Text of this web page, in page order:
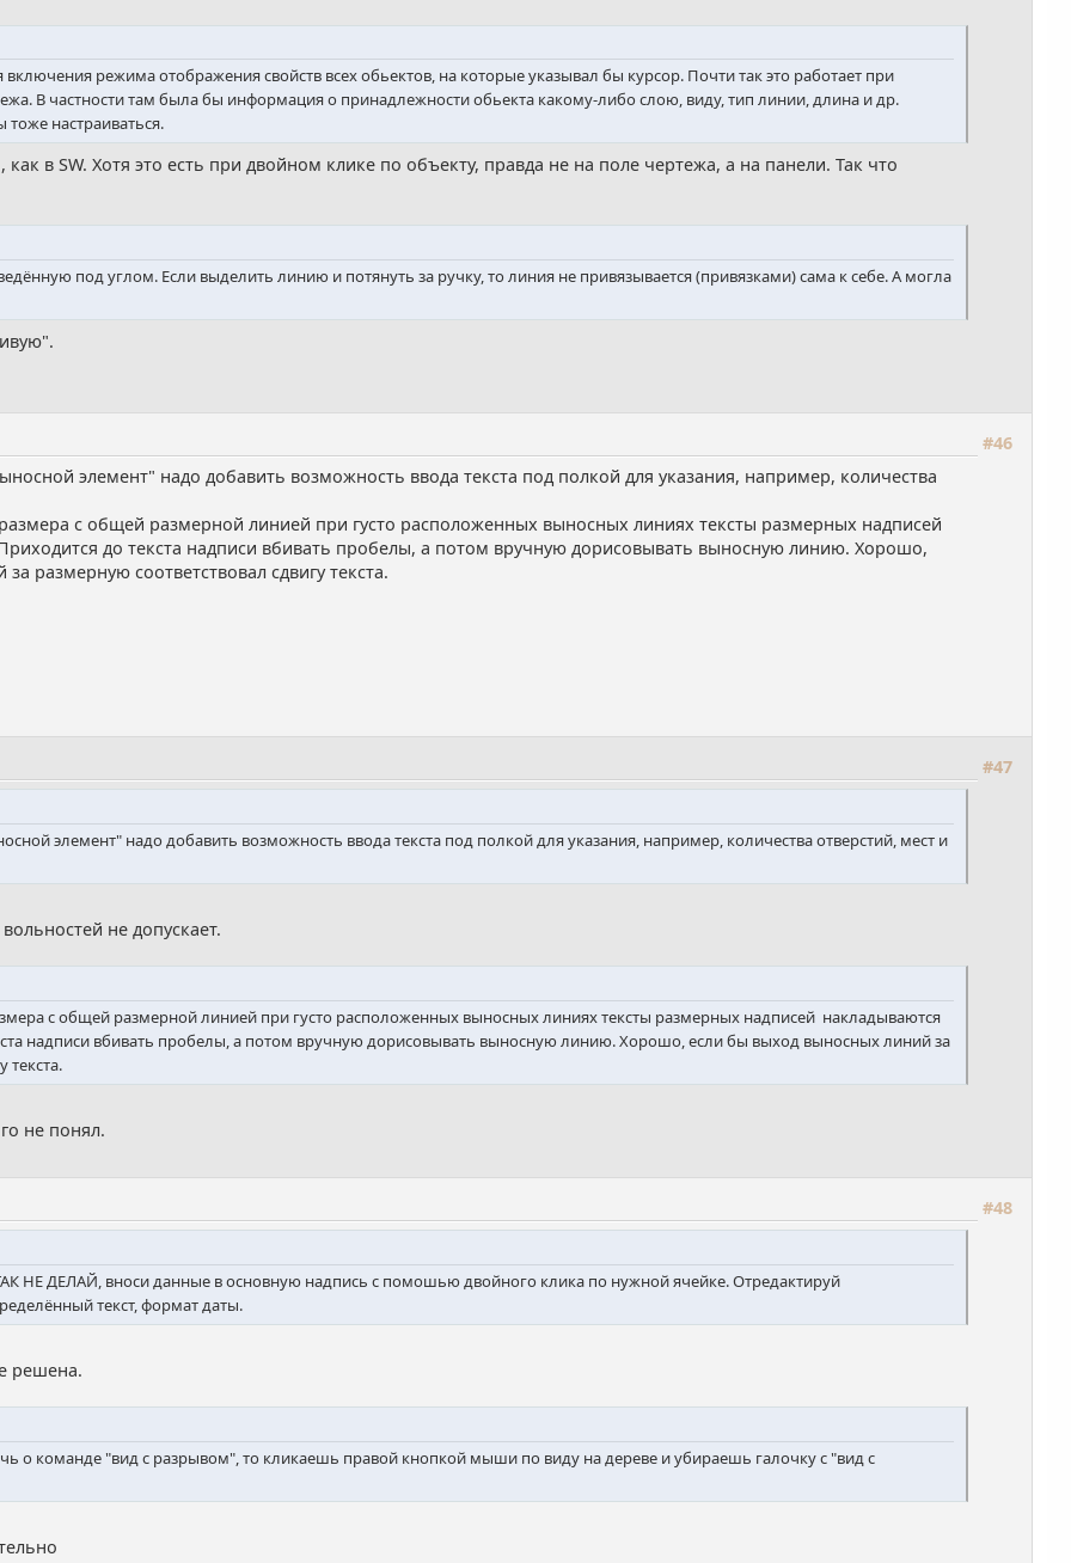
режима отображения свойств всех обьектов, на которые указывал бы курсор. Почти так это работает при
В частности там была бы информация о принадлежности обьекта какому-либо слою, виду, тип линии, длина и др.
настраиваться.
в SW. Хотя это есть при двойном клике по объекту, правда не на поле чертежа, а на панели. Так что
под углом. Если выделить линию и потянуть за ручку, то линия не привязывается (привязками) сама к себе. А могла
#46
элемент" надо добавить возможность ввода текста под полкой для указания, например, количества
с общей размерной линией при густо расположенных выносных линиях тексты размерных надписей
до текста надписи вбивать пробелы, а потом вручную дорисовывать выносную линию. Хорошо,
размерную соответствовал сдвигу текста.
#47
элемент" надо добавить возможность ввода текста под полкой для указания, например, количества отверстий, мест и
не допускает.
с общей размерной линией при густо расположенных выносных линиях тексты размерных надписей накладываются
надписи вбивать пробелы, а потом вручную дорисовывать выносную линию. Хорошо, если бы выход выносных линий за
текста.
не понял.
#48
НЕ ДЕЛАЙ, вноси данные в основную надпись с помошью двойного клика по нужной ячейке. Отредактируй
текст, формат даты.
решена.
о команде "вид с разрывом", то кликаешь правой кнопкой мыши по виду на дереве и убираешь галочку с "вид с